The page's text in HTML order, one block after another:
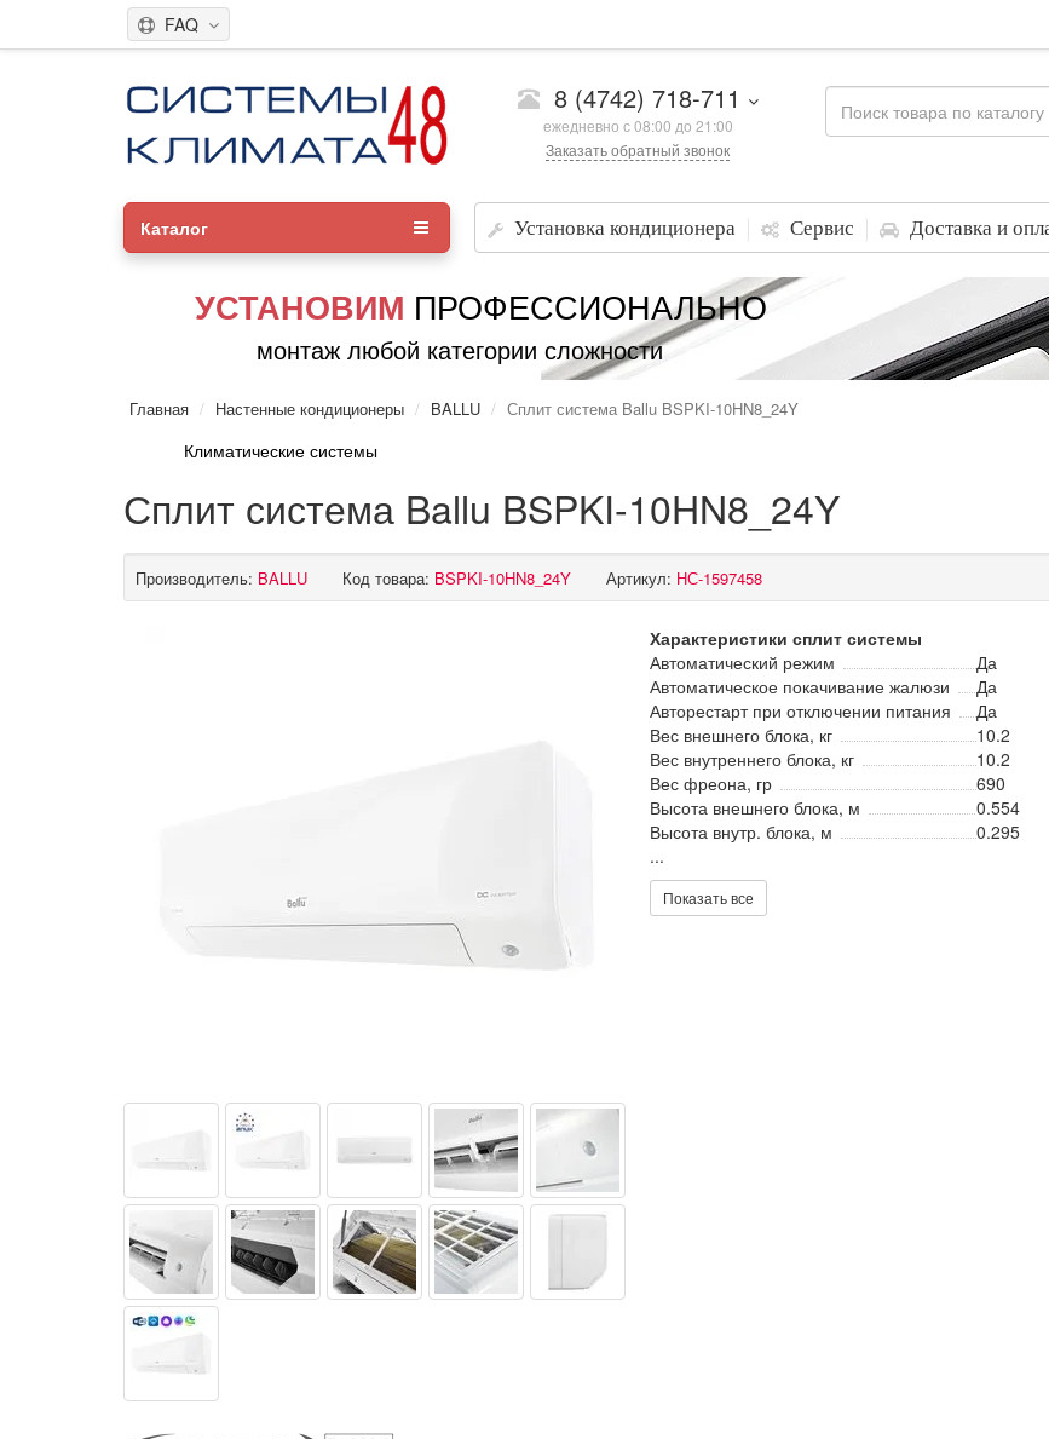
FAQ
8 (4742) 718-711
ежедневно с 08:00 до 21:00
Заказать обратный звонок
Установка кондиционера Сервис Доставка и
Каталог
УСТАНОВИМ ПРОФЕССИОНАЛЬНО
монтаж любой категории сложности
Главная Настенные кондиционеры BALLU Сплит система Ballu BSPKI-10HN8_24Y
Климатические системы
Сплит система Ballu BSPKI-10HN8_24Y
Производитель: BALLU Код товара: BSPKI-10HN8_24Y Артикул: НС-1597458
Характеристики сплит системы
Автоматический режим
Да
Автоматическое покачивание жалюзи
Да
Авторестарт при отключении питания
Да
Вес внешнего блока, кг
10.2
Вес внутреннего блока, кг
10.2
Вес фреона, гр
690
Высота внешнего блока, м
0.554
Высота внутр. блока, м
0.295
...
Показать все